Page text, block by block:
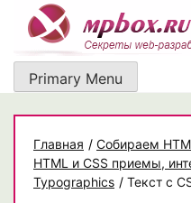
content
Primary Menu
Главная / Собираем
HTML и CSS приемы,
Typographics / Текст с